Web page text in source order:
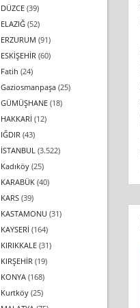
DÜZCE (39)
ELAZIĞ (52)
ERZURUM (91)
ESKİŞEHİR (60)
Fatih (24)
Gaziosmanpaşa (25)
GÜMÜŞHANE (18)
HAKKARİ (12)
IĞDIR (43)
İSTANBUL (3.522)
Kadıköy (25)
KARABÜK (40)
KARS (39)
KASTAMONU (31)
KAYSERİ (164)
KIRIKKALE (31)
KIRŞEHİR (19)
KONYA (168)
Kurtköy (25)